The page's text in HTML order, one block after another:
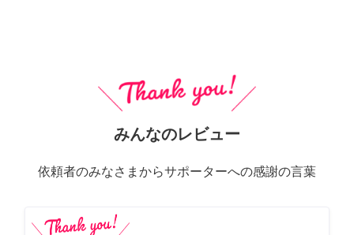
みんなのレビュー
依頼者のみなさまからサポーターへの感謝の言葉